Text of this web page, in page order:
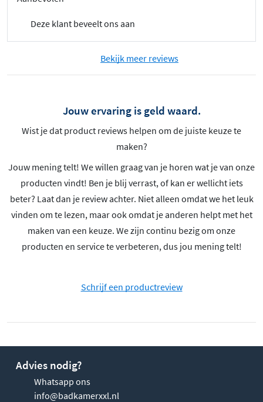
Deze klant beveelt ons aan
Bekijk meer reviews
Jouw ervaring is geld waard.
Wist je dat product reviews helpen om de juiste keuze te
maken?
Jouw mening telt! We willen graag van je horen wat je van onze
producten vindt! Ben je blij verrast, of kan er wellicht iets
beter? Laat dan je review achter. Niet alleen omdat we het leuk
vinden om te lezen, maar ook omdat je anderen helpt met het
maken van een keuze. We zijn continu bezig om onze
producten en service te verbeteren, dus jou mening telt!
Schrijf een productreview
Advies nodig?
Whatsapp ons
info@badkamerxxl.nl